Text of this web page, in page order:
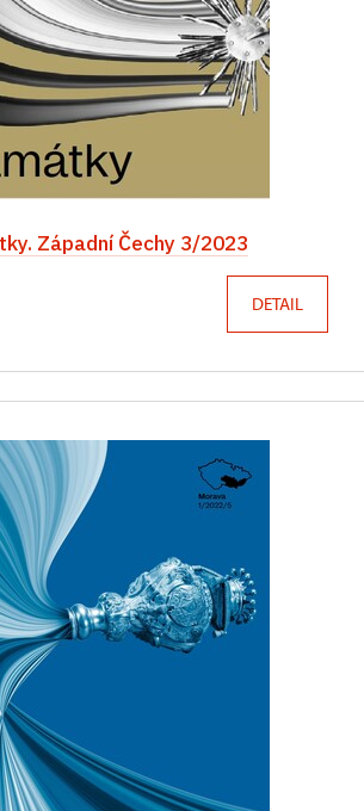
Západní Čechy 3/2023
DETAIL